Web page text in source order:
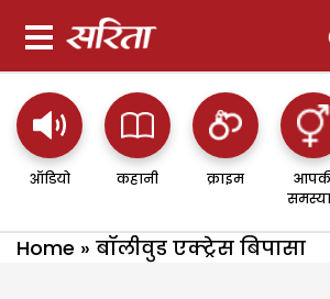
ऑडियो कहानी क्राइम
Home » बॉलीवुड एक्ट्रेस बिपासा